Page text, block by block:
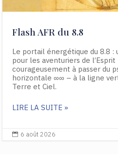
Flash AFR du 8.8
Le portail énergétique du 8.8 :
pour les aventuriers de l’Esprit
courageusement à passer du
horizontale ∞∞ – à la ligne
Terre et Ciel.
LIRE LA SUITE »
 6 août 2026